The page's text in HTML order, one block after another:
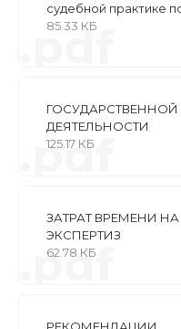
судебной практике
85.33 КБ
.pdf
ДЕЯТЕЛЬНОСТИ
125.17 КБ
.pdf
ЗАТРАТ ВРЕМЕНИ
ЭКСПЕРТИЗ
62.78 КБ
.pdf